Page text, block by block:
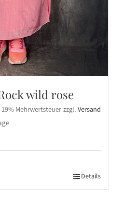
wild rose
Mehrwertsteuer zzgl.Versand
Details